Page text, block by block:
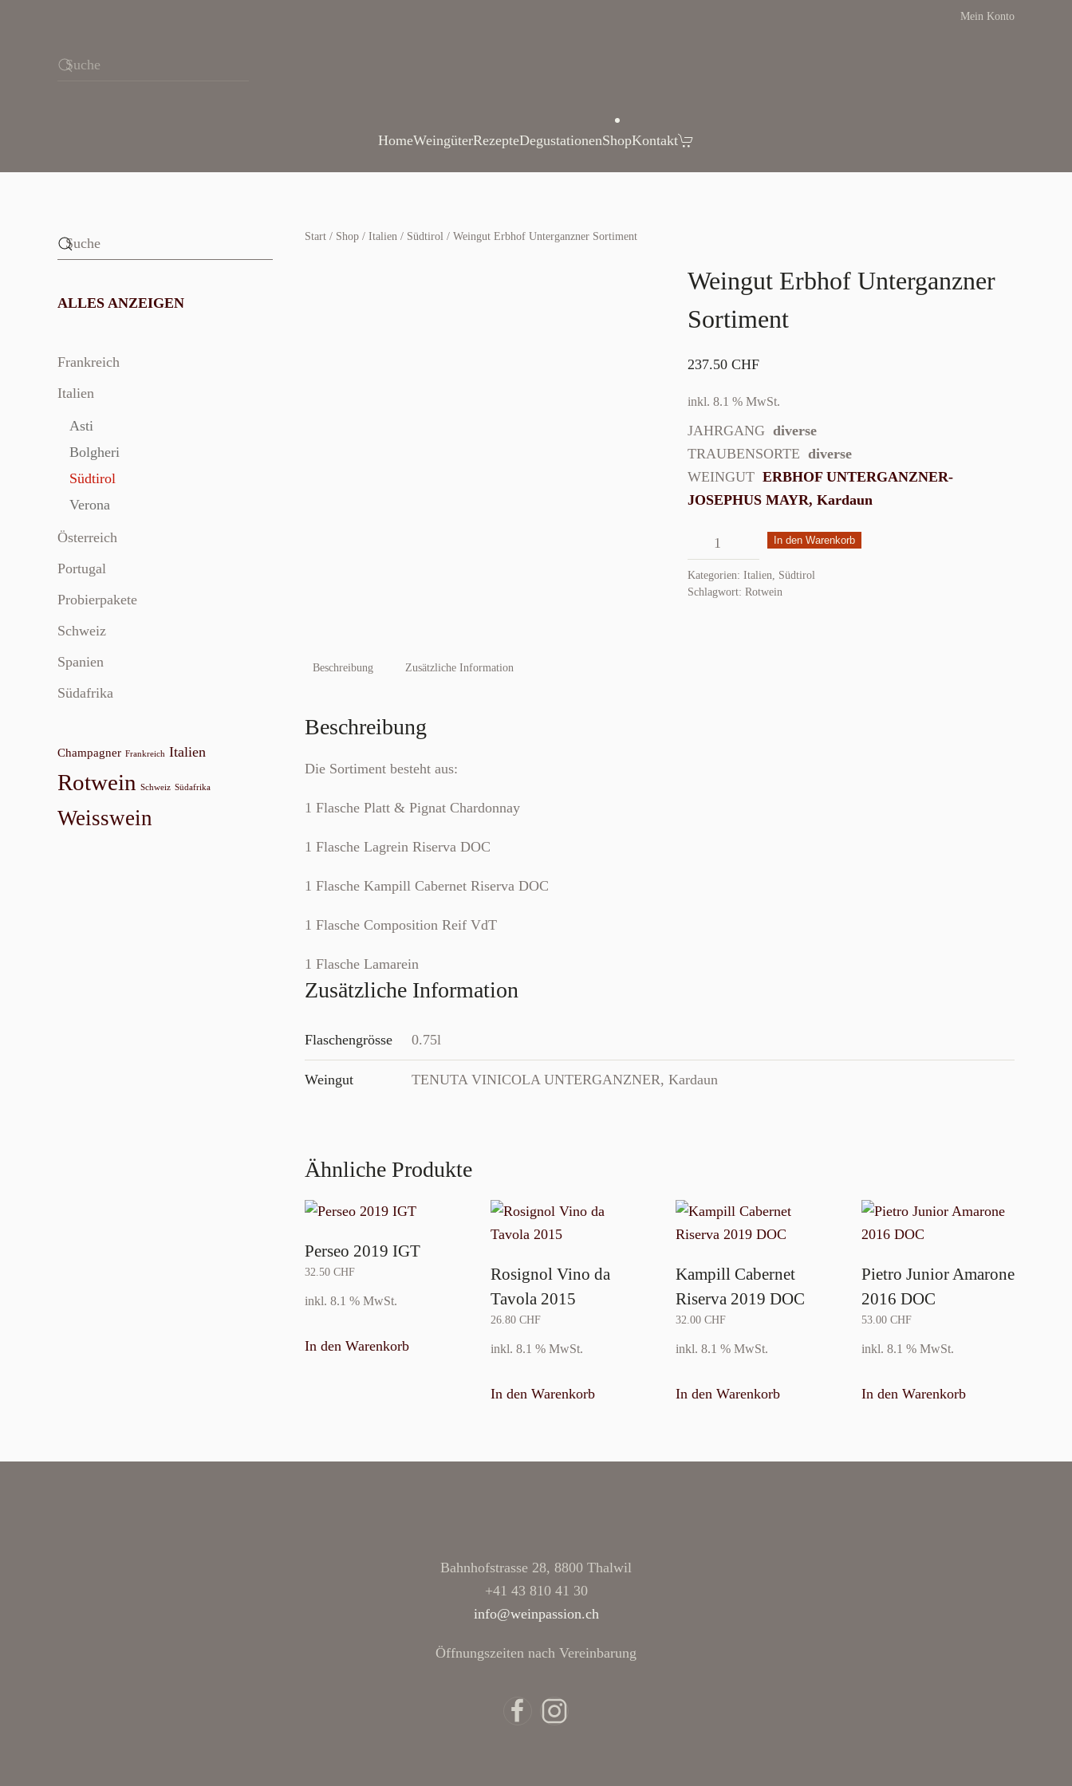
Mein Konto
HomeWeingüterRezepteDegustationenShopKontakt
Start / Shop / Italien / Südtirol / Weingut Erbhof Unterganzner Sortiment
Weingut Erbhof Unterganzner
Sortiment
237.50 CHF
inkl. 8.1 % MwSt.
JAHRGANG diverse
TRAUBENSORTE diverse
WEINGUT ERBHOF UNTERGANZNER-
JOSEPHUS MAYR, Kardaun
Weingut
Erbhof
Unterganzner
In den Warenkorb
Kategorien: Italien, Südtirol
Schlagwort: Rotwein
Beschreibung Zusätzliche Information
Beschreibung
Die Sortiment besteht aus:
1 Flasche Platt & Pignat Chardonnay
1 Flasche Lagrein Riserva DOC
1 Flasche Kampill Cabernet Riserva DOC
1 Flasche Composition Reif VdT
1 Flasche Lamarein
Zusätzliche Information
Flaschengrösse 0.75l
Weingut TENUTA VINICOLA UNTERGANZNER, Kardaun
Ähnliche Produkte
Perseo 2019 IGT
32.50 CHF
inkl. 8.1 % MwSt.
In den Warenkorb
Rosignol Vino da
Tavola 2015
26.80 CHF
inkl. 8.1 % MwSt.
In den Warenkorb
Kampill Cabernet
Riserva 2019 DOC
32.00 CHF
inkl. 8.1 % MwSt.
In den Warenkorb
Pietro Junior Amarone
2016 DOC
53.00 CHF
inkl. 8.1 % MwSt.
In den Warenkorb
ALLES ANZEIGEN
Frankreich
Italien
Asti
Bolgheri
Südtirol
Verona
Österreich
Portugal
Probierpakete
Schweiz
Spanien
Südafrika
Champagner Frankreich Italien
Rotwein Schweiz Südafrika
Weisswein
Bahnhofstrasse 28, 8800 Thalwil
+41 43 810 41 30
info@weinpassion.ch
Öffnungszeiten nach Vereinbarung